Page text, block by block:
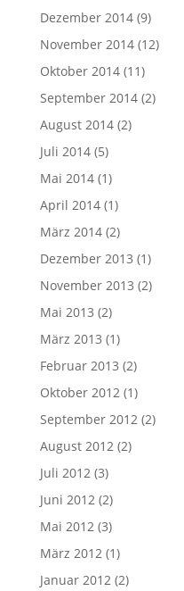
Dezember 2014(9)
November 2014(12)
Oktober 2014(11)
September 2014(2)
August 2014(2)
Juli 2014(5)
Mai 2014(1)
April 2014(1)
März 2014(2)
Dezember 2013 (1)
November 2013 (2)
Mai 2013 (2)
März 2013 (1)
Februar 2013 (2)
Oktober 2012(1)
September 2012(2)
August 2012(2)
Juli 2012(3)
Juni 2012(2)
Mai 2012(3)
März 2012(1)
Januar 2012(2)